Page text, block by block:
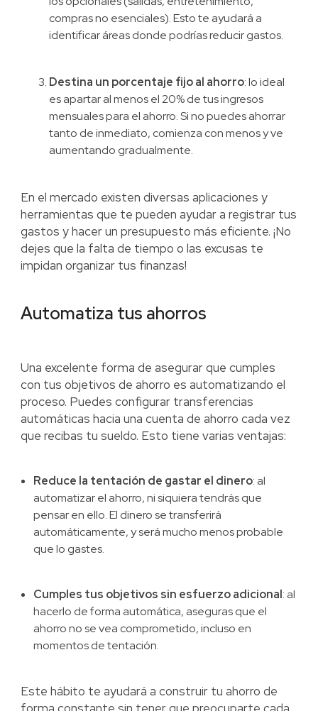
compras no esenciales). Esto te ayudará a
identificar áreas donde podrías reducir gastos.
Destina un porcentaje fijo al ahorro: lo ideal
es apartar al menos el 20% de tus ingresos
mensuales para el ahorro. Si no puedes ahorrar
tanto de inmediato, comienza con menos y ve
aumentando gradualmente.
En el mercado existen diversas aplicaciones y
herramientas que te pueden ayudar a registrar tus
gastos y hacer un presupuesto más eficiente. ¡No
dejes que la falta de tiempo o las excusas te
impidan organizar tus finanzas!
Automatiza tus ahorros
Una excelente forma de asegurar que cumples
con tus objetivos de ahorro es automatizando el
proceso. Puedes configurar transferencias
automáticas hacia una cuenta de ahorro cada vez
que recibas tu sueldo. Esto tiene varias ventajas:
Reduce la tentación de gastar el dinero: al
automatizar el ahorro, ni siquiera tendrás que
pensar en ello. El dinero se transferirá
automáticamente, y será mucho menos probable
que lo gastes.
Cumples tus objetivos sin esfuerzo adicional: al
hacerlo de forma automática, aseguras que el
ahorro no se vea comprometido, incluso en
momentos de tentación.
Este hábito te ayudará a construir tu ahorro de